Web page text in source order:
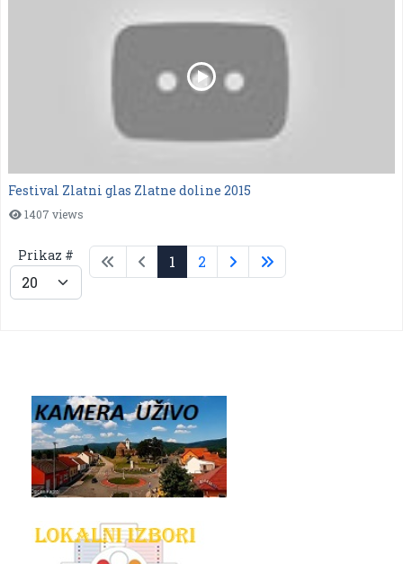
Festival Zlatni glas Zlatne doline 2015
1407 views
Prikaz # 1 2